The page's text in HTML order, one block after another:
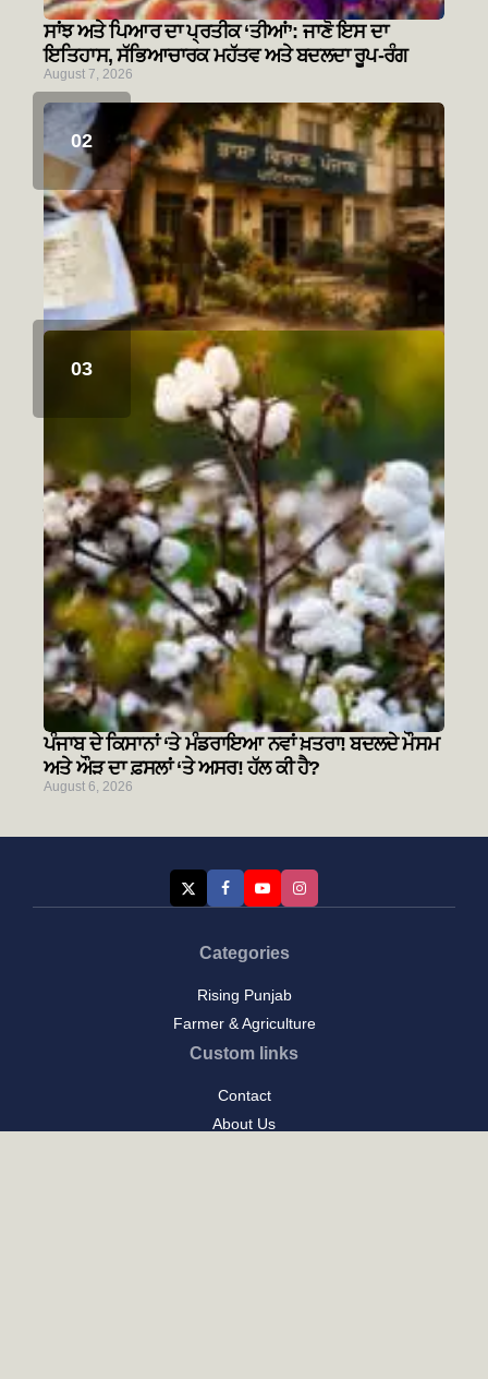
ਸਾਂਝ ਅਤੇ ਪਿਆਰ ਦਾ ਪ੍ਰਤੀਕ ‘ਤੀਆਂ’: ਜਾਣੋ ਇਸ ਦਾ
ਇਤਿਹਾਸ, ਸੱਭਿਆਚਾਰਕ ਮਹੱਤਵ ਅਤੇ ਬਦਲਦਾ ਰੂਪ-ਰੰਗ
August 7, 2026
ਭਲੇ ਦਿਨਾਂ ਦੀਆਂ ਗੱਲਾਂ-(1)
August 7, 2026
ਪੰਜਾਬ ਦੇ ਕਿਸਾਨਾਂ ‘ਤੇ ਮੰਡਰਾਇਆ ਨਵਾਂ ਖ਼ਤਰਾ! ਬਦਲਦੇ ਮੌਸਮ
ਅਤੇ ਔੜ ਦਾ ਫ਼ਸਲਾਂ ‘ਤੇ ਅਸਰ! ਹੱਲ ਕੀ ਹੈ?
August 6, 2026
Categories
Rising Punjab
Farmer & Agriculture
Custom links
Contact
About Us